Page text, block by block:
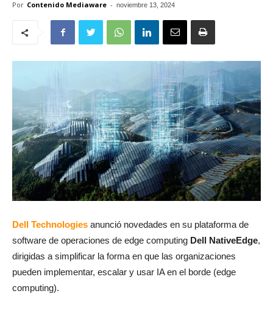
Por Contenido Mediaware - noviembre 13, 2024
Dell Technologies anunció novedades en su plataforma de
software de operaciones de edge computing Dell NativeEdge,
dirigidas a simplificar la forma en que las organizaciones
pueden implementar, escalar y usar IA en el borde (edge
computing).